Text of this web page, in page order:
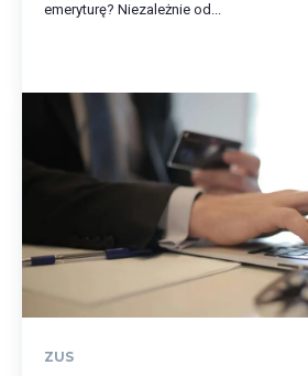
emeryturę? Niezależnie od...
ZUS